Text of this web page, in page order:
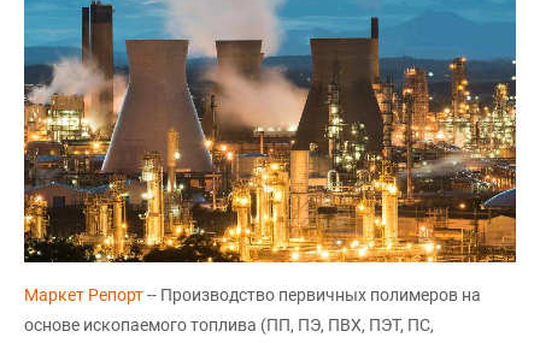
Маркет Репорт-- Производство первичных полимеров на
основе ископаемого топлива (ПП, ПЭ, ПВХ, ПЭТ, ПС,